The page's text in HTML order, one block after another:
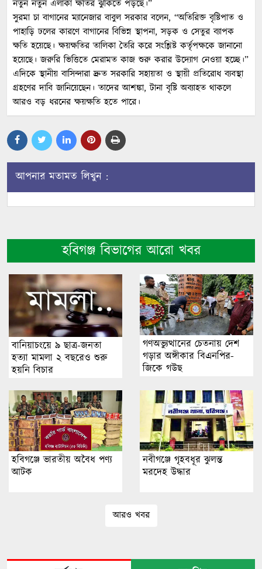
নতুন নতুন এলাকা ক্ষতির ঝুঁকিতে পড়ছে।”
সুরমা চা বাগানের ম্যানেজার বাবুল সরকার বলেন, “অতিরিক্ত বৃষ্টিপাত ও
পাহাড়ি ঢলের কারণে বাগানের বিভিন্ন স্থাপনা, সড়ক ও সেতুর ব্যাপক
ক্ষতি হয়েছে। ক্ষয়ক্ষতির তালিকা তৈরি করে সংশ্লিষ্ট কর্তৃপক্ষকে জানানো
হয়েছে। জরুরি ভিত্তিতে মেরামত কাজ শুরু করার উদ্যোগ নেওয়া হচ্ছে।”
এদিকে স্থানীয় বাসিন্দারা দ্রুত সরকারি সহায়তা ও স্থায়ী প্রতিরোধ ব্যবস্থা
গ্রহণের দাবি জানিয়েছেন। তাদের আশঙ্কা, টানা বৃষ্টি অব্যাহত থাকলে
আরও বড় ধরনের ক্ষয়ক্ষতি হতে পারে।
আপনার মতামত লিখুন :
হবিগঞ্জ বিভাগের আরো খবর
বানিয়াচংয়ে ৯ ছাত্র-জনতা
হত্যা মামলা ২ বছরেও শুরু
হয়নি বিচার
গণঅভ্যুত্থানের চেতনায় দেশ
গড়ার অঙ্গীকার বিএনপির-
জিকে গউছ
হবিগঞ্জে ভারতীয় অবৈধ পণ্য
আটক
নবীগঞ্জে গৃহবধূর ঝুলন্ত
মরদেহ উদ্ধার
আরও খবর